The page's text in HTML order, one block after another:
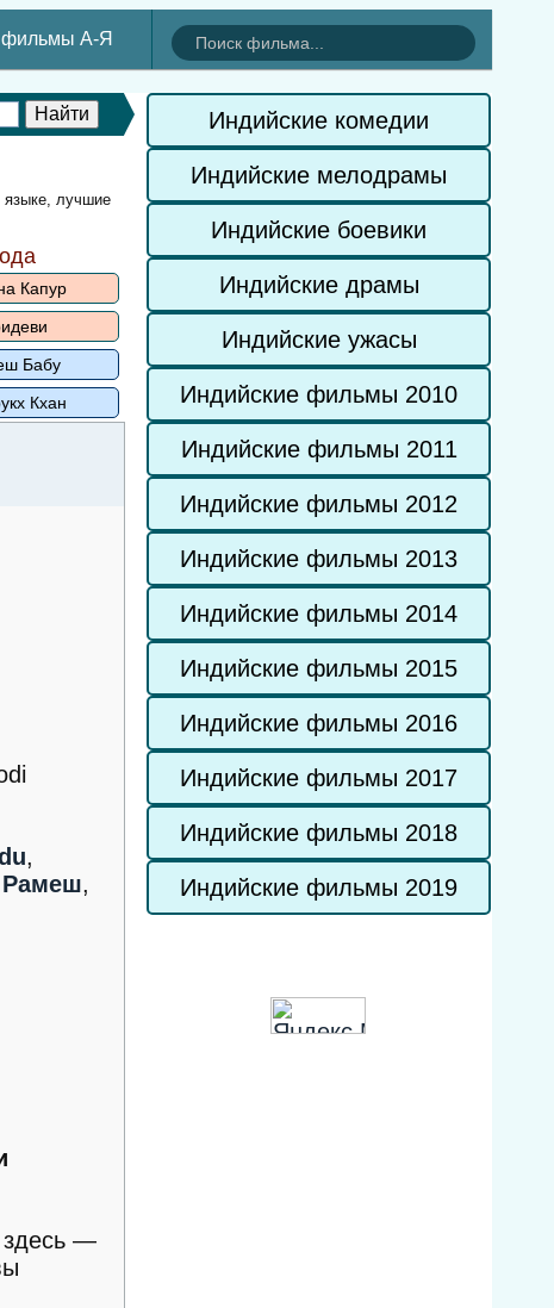
фильмы А-Я
языке, лучшие
Капур
Бабу
Кхан
,
Рамеш,
здесь —
Индийские комедии
Индийские мелодрамы
Индийские боевики
Индийские драмы
Индийские ужасы
Индийские фильмы 2010
Индийские фильмы 2011
Индийские фильмы 2012
Индийские фильмы 2013
Индийские фильмы 2014
Индийские фильмы 2015
Индийские фильмы 2016
Индийские фильмы 2017
Индийские фильмы 2018
Индийские фильмы 2019